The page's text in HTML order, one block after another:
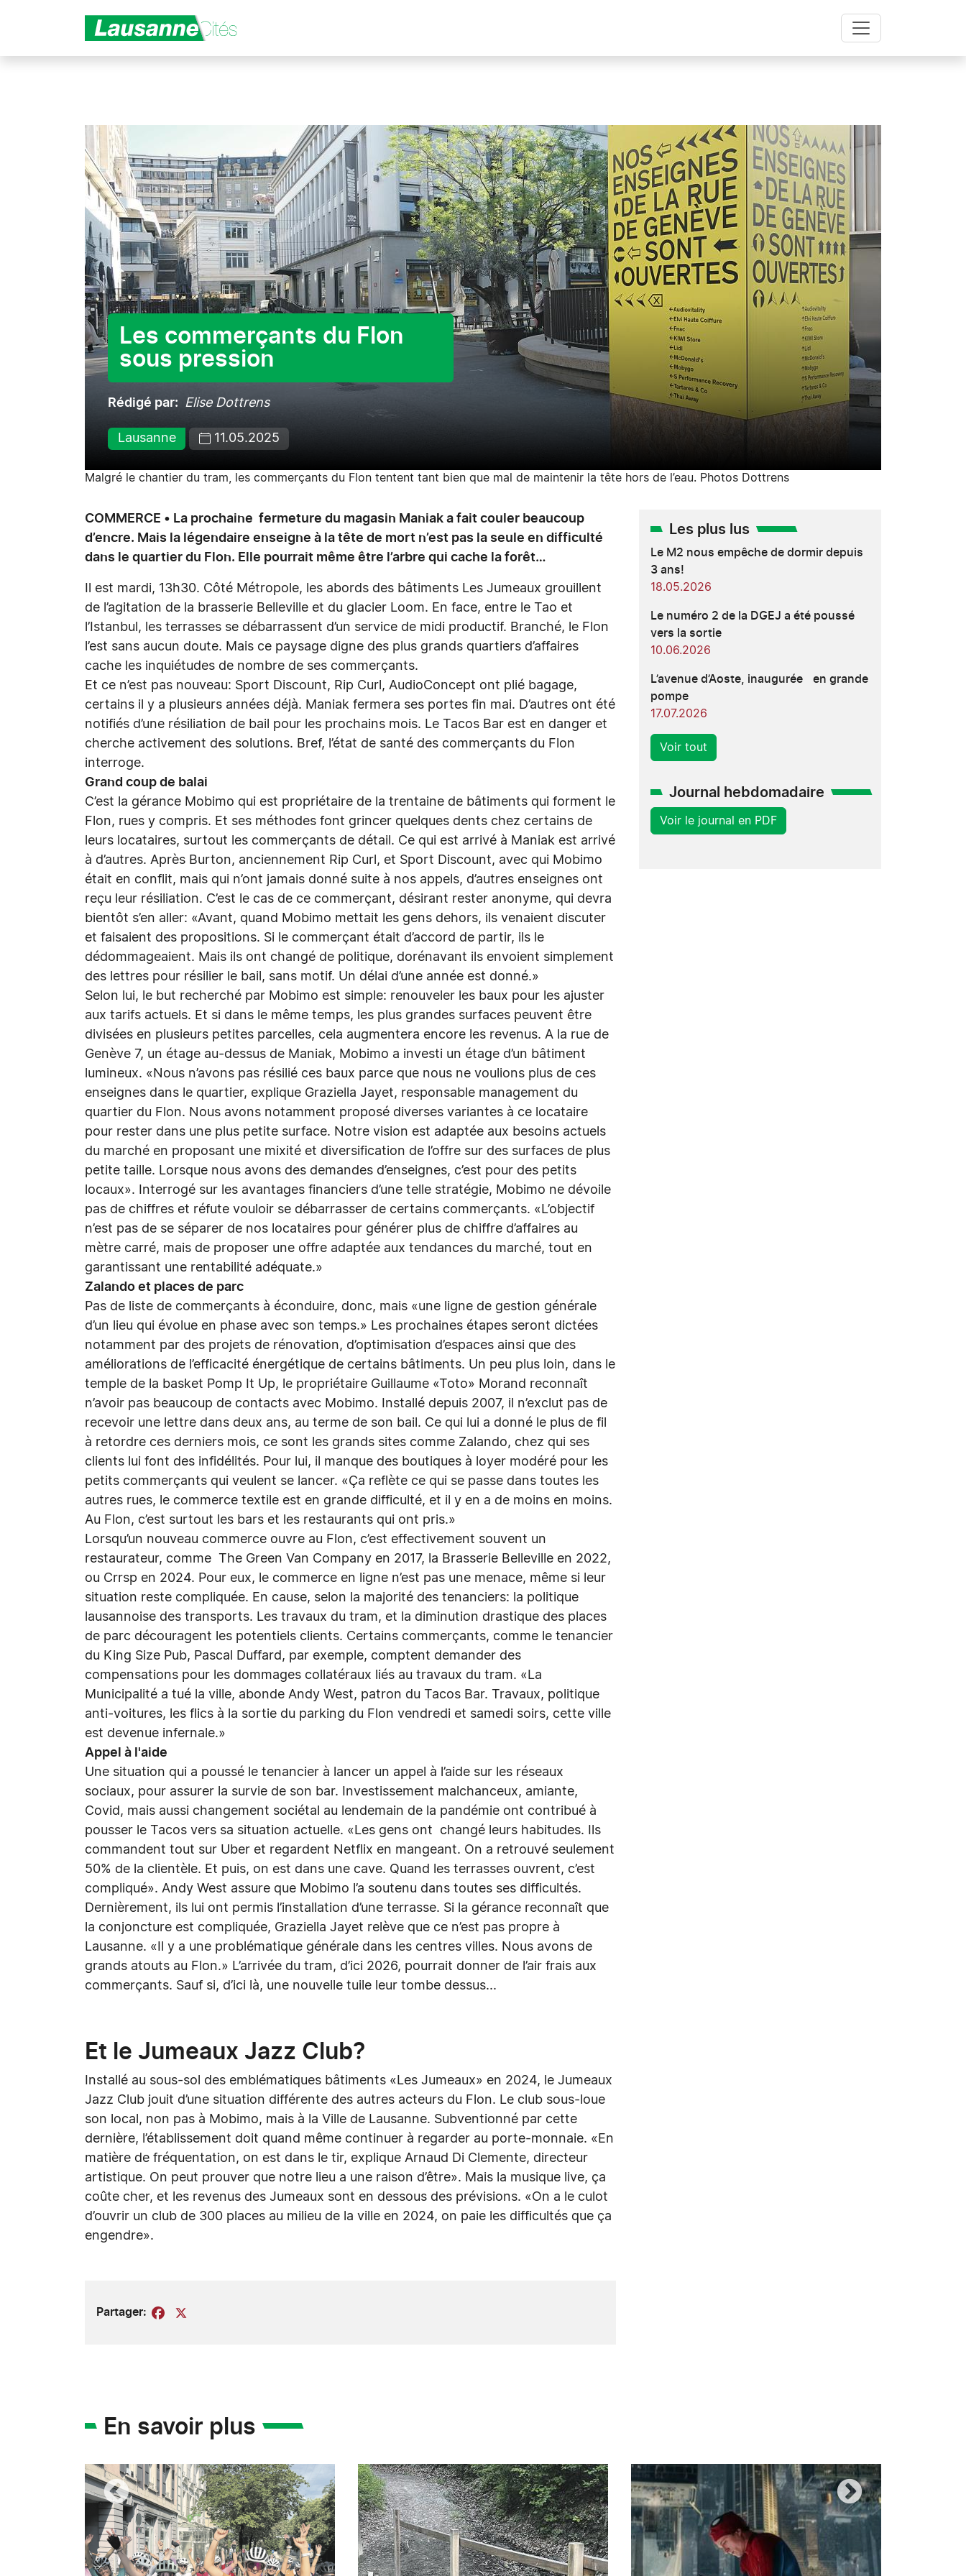
Les commerçants du Flon
sous pression
Rédigé par Elise Dottrens
Lausanne 11.05.2025
Malgré le chantier du tram, les commerçants du Flon tentent tant bien que mal de maintenir la tête hors de l’eau. Photos Dottrens
COMMERCE • La prochaine fermeture du magasin Maniak a fait couler beaucoup
d’encre. Mais la légendaire enseigne à la tête de mort n’est pas la seule en difficulté
dans le quartier du Flon. Elle pourrait même être l’arbre qui cache la forêt…
Il est mardi, 13h30. Côté Métropole, les abords des bâtiments Les Jumeaux grouillent
de l’agitation de la brasserie Belleville et du glacier Loom. En face, entre le Tao et
l’Istanbul, les terrasses se débarrassent d’un service de midi productif. Branché, le Flon
l’est sans aucun doute. Mais ce paysage digne des plus grands quartiers d’affaires
cache les inquiétudes de nombre de ses commerçants.
Et ce n’est pas nouveau: Sport Discount, Rip Curl, AudioConcept ont plié bagage,
certains il y a plusieurs années déjà. Maniak fermera ses portes fin mai. D’autres ont été
notifiés d’une résiliation de bail pour les prochains mois. Le Tacos Bar est en danger et
cherche activement des solutions. Bref, l’état de santé des commerçants du Flon
interroge.
Grand coup de balai
C’est la gérance Mobimo qui est propriétaire de la trentaine de bâtiments qui forment le
Flon, rues y compris. Et ses méthodes font grincer quelques dents chez certains de
leurs locataires, surtout les commerçants de détail. Ce qui est arrivé à Maniak est arrivé
à d’autres. Après Burton, anciennement Rip Curl, et Sport Discount, avec qui Mobimo
était en conflit, mais qui n’ont jamais donné suite à nos appels, d’autres enseignes ont
reçu leur résiliation. C’est le cas de ce commerçant, désirant rester anonyme, qui devra
bientôt s’en aller: «Avant, quand Mobimo mettait les gens dehors, ils venaient discuter
et faisaient des propositions. Si le commerçant était d’accord de partir, ils le
dédommageaient. Mais ils ont changé de politique, dorénavant ils envoient simplement
des lettres pour résilier le bail, sans motif. Un délai d’une année est donné.»
Selon lui, le but recherché par Mobimo est simple: renouveler les baux pour les ajuster
aux tarifs actuels. Et si dans le même temps, les plus grandes surfaces peuvent être
divisées en plusieurs petites parcelles, cela augmentera encore les revenus. A la rue de
Genève 7, un étage au-dessus de Maniak, Mobimo a investi un étage d’un bâtiment
lumineux. «Nous n’avons pas résilié ces baux parce que nous ne voulions plus de ces
enseignes dans le quartier, explique Graziella Jayet, responsable management du
quartier du Flon. Nous avons notamment proposé diverses variantes à ce locataire
pour rester dans une plus petite surface. Notre vision est adaptée aux besoins actuels
du marché en proposant une mixité et diversification de l’offre sur des surfaces de plus
petite taille. Lorsque nous avons des demandes d’enseignes, c’est pour des petits
locaux». Interrogé sur les avantages financiers d’une telle stratégie, Mobimo ne dévoile
pas de chiffres et réfute vouloir se débarrasser de certains commerçants. «L’objectif
n’est pas de se séparer de nos locataires pour générer plus de chiffre d’affaires au
mètre carré, mais de proposer une offre adaptée aux tendances du marché, tout en
garantissant une rentabilité adéquate.»
Zalando et places de parc
Pas de liste de commerçants à éconduire, donc, mais «une ligne de gestion générale
d’un lieu qui évolue en phase avec son temps.» Les prochaines étapes seront dictées
notamment par des projets de rénovation, d’optimisation d’espaces ainsi que des
améliorations de l’efficacité énergétique de certains bâtiments. Un peu plus loin, dans le
temple de la basket Pomp It Up, le propriétaire Guillaume «Toto» Morand reconnaît
n’avoir pas beaucoup de contacts avec Mobimo. Installé depuis 2007, il n’exclut pas de
recevoir une lettre dans deux ans, au terme de son bail. Ce qui lui a donné le plus de fil
à retordre ces derniers mois, ce sont les grands sites comme Zalando, chez qui ses
clients lui font des infidélités. Pour lui, il manque des boutiques à loyer modéré pour les
petits commerçants qui veulent se lancer. «Ça reflète ce qui se passe dans toutes les
autres rues, le commerce textile est en grande difficulté, et il y en a de moins en moins.
Au Flon, c’est surtout les bars et les restaurants qui ont pris.»
Lorsqu’un nouveau commerce ouvre au Flon, c’est effectivement souvent un
restaurateur, comme The Green Van Company en 2017, la Brasserie Belleville en 2022,
ou Crrsp en 2024. Pour eux, le commerce en ligne n’est pas une menace, même si leur
situation reste compliquée. En cause, selon la majorité des tenanciers: la politique
lausannoise des transports. Les travaux du tram, et la diminution drastique des places
de parc découragent les potentiels clients. Certains commerçants, comme le tenancier
du King Size Pub, Pascal Duffard, par exemple, comptent demander des
compensations pour les dommages collatéraux liés au travaux du tram. «La
Municipalité a tué la ville, abonde Andy West, patron du Tacos Bar. Travaux, politique
anti-voitures, les flics à la sortie du parking du Flon vendredi et samedi soirs, cette ville
est devenue infernale.»
Appel à l'aide
Une situation qui a poussé le tenancier à lancer un appel à l’aide sur les réseaux
sociaux, pour assurer la survie de son bar. Investissement malchanceux, amiante,
Covid, mais aussi changement sociétal au lendemain de la pandémie ont contribué à
pousser le Tacos vers sa situation actuelle. «Les gens ont changé leurs habitudes. Ils
commandent tout sur Uber et regardent Netflix en mangeant. On a retrouvé seulement
50% de la clientèle. Et puis, on est dans une cave. Quand les terrasses ouvrent, c’est
compliqué». Andy West assure que Mobimo l’a soutenu dans toutes ses difficultés.
Dernièrement, ils lui ont permis l’installation d’une terrasse. Si la gérance reconnaît que
la conjoncture est compliquée, Graziella Jayet relève que ce n’est pas propre à
Lausanne. «Il y a une problématique générale dans les centres villes. Nous avons de
grands atouts au Flon.» L’arrivée du tram, d’ici 2026, pourrait donner de l’air frais aux
commerçants. Sauf si, d’ici là, une nouvelle tuile leur tombe dessus...
Et le Jumeaux Jazz Club?
Installé au sous-sol des emblématiques bâtiments «Les Jumeaux» en 2024, le Jumeaux
Jazz Club jouit d’une situation différente des autres acteurs du Flon. Le club sous-loue
son local, non pas à Mobimo, mais à la Ville de Lausanne. Subventionné par cette
dernière, l’établissement doit quand même continuer à regarder au porte-monnaie. «En
matière de fréquentation, on est dans le tir, explique Arnaud Di Clemente, directeur
artistique. On peut prouver que notre lieu a une raison d’être». Mais la musique live, ça
coûte cher, et les revenus des Jumeaux sont en dessous des prévisions. «On a le culot
d’ouvrir un club de 300 places au milieu de la ville en 2024, on paie les difficultés que ça
engendre».
Partager: Facebook
Les plus lus
Le M2 nous empêche de dormir depuis
3 ans!
18.05.2026
Le numéro 2 de la DGEJ a été poussé
vers la sortie
10.06.2026
L’avenue d’Aoste, inaugurée en grande
pompe
17.07.2026
Voir tout
Journal hebdomadaire
Voir le journal en PDF
En savoir plus